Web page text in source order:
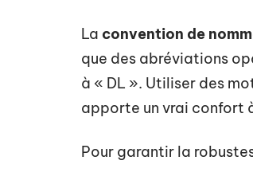
La convention de
que des abréviations
à « DL ». Utiliser des
apporte un vrai confort
Pour garantir la